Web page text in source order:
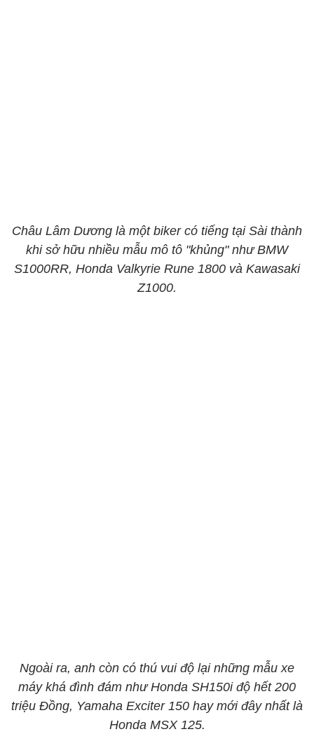
Châu Lâm Dương là một biker có tiếng tại Sài thành
khi sở hữu nhiều mẫu mô tô "khủng" như BMW
S1000RR, Honda Valkyrie Rune 1800 và Kawasaki
Z1000.
Ngoài ra, anh còn có thú vui độ lại những mẫu xe
máy khá đình đám như Honda SH150i độ hết 200
triệu Đồng, Yamaha Exciter 150 hay mới đây nhất là
Honda MSX 125.